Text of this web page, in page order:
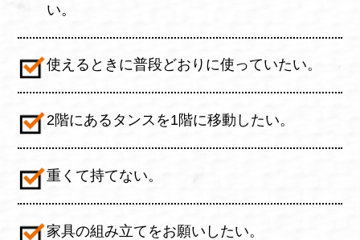
い。
使えるときに普段どおりに使っていたい。
2階にあるタンスを1階に移動したい。
重くて持てない。
家具の組み立てをお願いしたい。